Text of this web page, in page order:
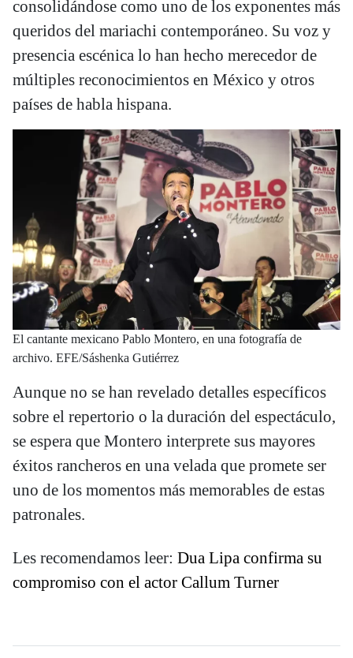
consolidándose como uno de los exponentes más
queridos del mariachi contemporáneo. Su voz y
presencia escénica lo han hecho merecedor de
múltiples reconocimientos en México y otros
países de habla hispana.
El cantante mexicano Pablo Montero, en una fotografía de
archivo. EFE/Sáshenka Gutiérrez
Aunque no se han revelado detalles específicos
sobre el repertorio o la duración del espectáculo,
se espera que Montero interprete sus mayores
éxitos rancheros en una velada que promete ser
uno de los momentos más memorables de estas
patronales.
Les recomendamos leer: Dua Lipa confirma su
compromiso con el actor Callum Turner